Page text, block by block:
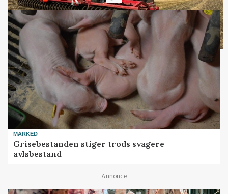
MARKED
Grisebestanden stiger trods svagere
avlsbestand
Annonce